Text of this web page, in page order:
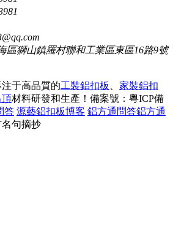
區獅山鎮羅村聯和工業區東區16路9號
于高品質的工裝鋁扣板
家裝鋁扣
頂材料研發和生產！ 備案號：粵ICP備
答 源藝鋁扣板博客 鋁方通問答鋁方通
名句摘抄